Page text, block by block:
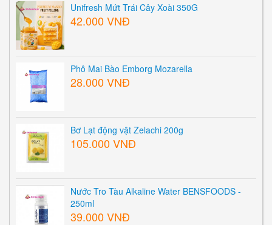
Unifresh Mứt Trái Cây Xoài 350G
42.000 VNĐ
Phô Mai Bào Emborg Mozarella
28.000 VNĐ
Bơ Lạt động vật Zelachi 200g
105.000 VNĐ
Nước Tro Tàu Alkaline Water BENSFOODS -
250ml
39.000 VNĐ